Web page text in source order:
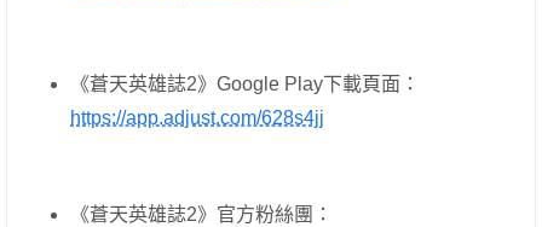
《蒼天英雄誌2》Google Play下載頁面：
https://app.adjust.com/628s4jj
《蒼天英雄誌2》官方粉絲團：